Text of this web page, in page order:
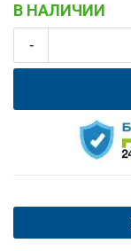
В НАЛИЧИИ
-